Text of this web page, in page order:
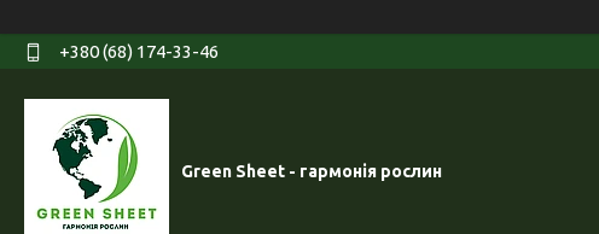
+380 (68) 174-33-46
Green Sheet - гармонія рослин